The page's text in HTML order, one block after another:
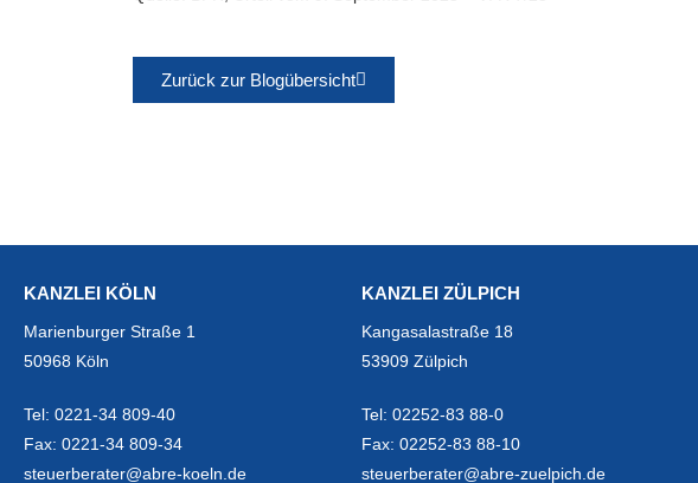
Zurück zur Blogübersicht
KANZLEI KÖLN
Marienburger Straße 1
50968 Köln
Tel: 0221-34 809-40
Fax: 0221-34 809-34
steuerberater@abre-koeln.de
KANZLEI ZÜLPICH
Kangasalastraße 18
53909 Zülpich
Tel: 02252-83 88-0
Fax: 02252-83 88-10
steuerberater@abre-zuelpich.de